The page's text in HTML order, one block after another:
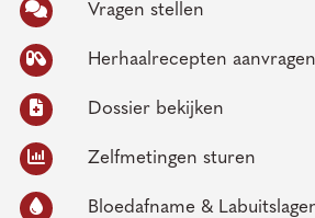
Vragen stellen
Herhaalrecepten aanvragen
Dossier bekijken
Zelfmetingen sturen
Bloedafname &